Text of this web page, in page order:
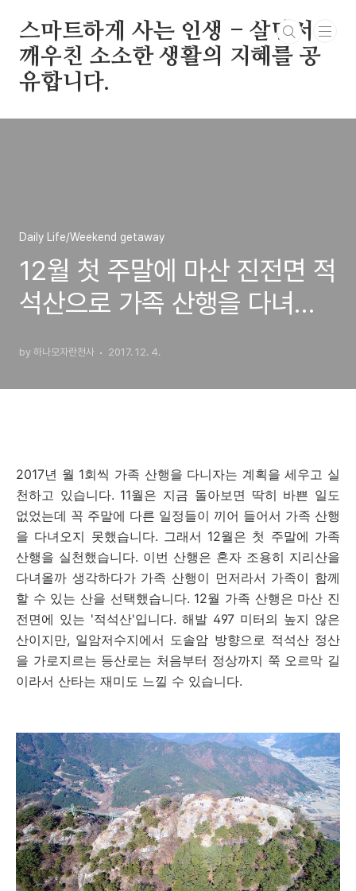
스마트하게 사는 인생 - 살면서
깨우친 소소한 생활의 지혜를 공
유합니다.
Daily Life/Weekend getaway
12월 첫 주말에 마산 진전면 적
석산으로 가족 산행을 다녀오
by 하나모자란천사 2017. 12. 4.
2017년 월 1회씩 가족 산행을 다니자는 계획을 세우고 실
천하고 있습니다. 11월은 지금 돌아보면 딱히 바쁜 일도
없었는데 꼭 주말에 다른 일정들이 끼어 들어서 가족 산행
을 다녀오지 못했습니다. 그래서 12월은 첫 주말에 가족
산행을 실천했습니다. 이번 산행은 혼자 조용히 지리산을
다녀올까 생각하다가 가족 산행이 먼저라서 가족이 함께
할 수 있는 산을 선택했습니다. 12월 가족 산행은 마산 진
전면에 있는 '적석산'입니다. 해발 497 미터의 높지 않은
산이지만, 일암저수지에서 도솔암 방향으로 적석산 정산
을 가로지르는 등산로는 처음부터 정상까지 쭉 오르막 길
이라서 산타는 재미도 느낄 수 있습니다.